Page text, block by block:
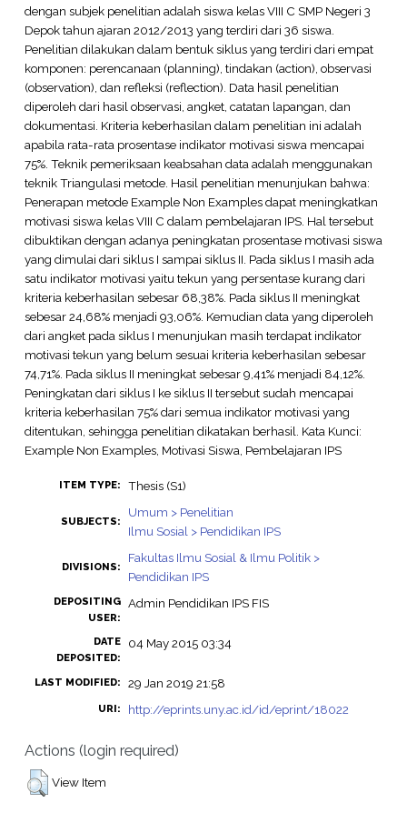
dengan subjek penelitian adalah siswa kelas VIII C SMP Negeri 3
Depok tahun ajaran 2012/2013 yang terdiri dari 36 siswa.
Penelitian dilakukan dalam bentuk siklus yang terdiri dari empat
komponen: perencanaan (planning), tindakan (action), observasi
(observation), dan refleksi (reflection). Data hasil penelitian
diperoleh dari hasil observasi, angket, catatan lapangan, dan
dokumentasi. Kriteria keberhasilan dalam penelitian ini adalah
apabila rata-rata prosentase indikator motivasi siswa mencapai
75%. Teknik pemeriksaan keabsahan data adalah menggunakan
teknik Triangulasi metode. Hasil penelitian menunjukan bahwa:
Penerapan metode Example Non Examples dapat meningkatkan
motivasi siswa kelas VIII C dalam pembelajaran IPS. Hal tersebut
dibuktikan dengan adanya peningkatan prosentase motivasi siswa
yang dimulai dari siklus I sampai siklus II. Pada siklus I masih ada
satu indikator motivasi yaitu tekun yang persentase kurang dari
kriteria keberhasilan sebesar 68,38%. Pada siklus II meningkat
sebesar 24,68% menjadi 93,06%. Kemudian data yang diperoleh
dari angket pada siklus I menunjukan masih terdapat indikator
motivasi tekun yang belum sesuai kriteria keberhasilan sebesar
74,71%. Pada siklus II meningkat sebesar 9,41% menjadi 84,12%.
Peningkatan dari siklus I ke siklus II tersebut sudah mencapai
kriteria keberhasilan 75% dari semua indikator motivasi yang
ditentukan, sehingga penelitian dikatakan berhasil. Kata Kunci:
Example Non Examples, Motivasi Siswa, Pembelajaran IPS
ITEM TYPE: Thesis (S1)
SUBJECTS:
Umum > Penelitian
Ilmu Sosial > Pendidikan IPS
DIVISIONS:
Fakultas Ilmu Sosial & Ilmu Politik >
Pendidikan IPS
DEPOSITING
USER:
Admin Pendidikan IPS FIS
DATE
DEPOSITED:
04 May 2015 03:34
LAST MODIFIED: 29 Jan 2019 21:58
URI: http://eprints.uny.ac.id/id/eprint/18022
Actions (login required)
View Item